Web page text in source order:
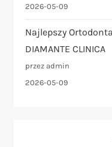
2026-05-09
Najlepszy
DIAMANTE CLINICA
przez admin
2026-05-09